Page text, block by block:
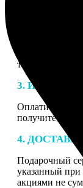
специалисты
телефону или
3.
Оплатите
получите
4.
Подарочный
указанный при
акциями не